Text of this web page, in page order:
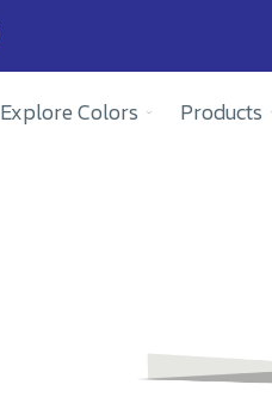
Explore Colors Products